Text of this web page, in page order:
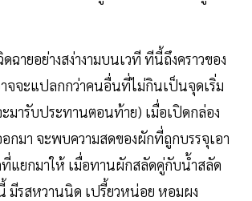
ฉายอย่างสง่างามบนเวที ทีนี้ถึงคราวของ
จจะแปลกกว่าคนอื่นที่ไม่กินเป็นจุดเริ่ม
มารับประทานตอนท้าย) เมื่อเปิดกล่อง
กมา จะพบความสดของผักที่ถูกบรรจุเอา
แยกมาให้ เมื่อทานผักสลัดคู่กับน้ำสลัด
มีรสหวานนิด เปรี้ยวหน่อย หอมผง